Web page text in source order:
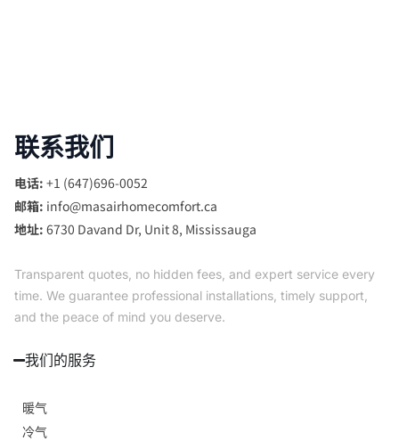
联系我们
电话: +1 (647)696-0052
邮箱: info@masairhomecomfort.ca
地址: 6730 Davand Dr, Unit 8, Mississauga
Transparent quotes, no hidden fees, and expert service every
time. We guarantee professional installations, timely support,
and the peace of mind you deserve.
我们的服务
暖气
冷气